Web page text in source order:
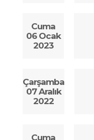
Cuma
06 Ocak
2023
Çarşamba
07 Aralık
2022
Cuma